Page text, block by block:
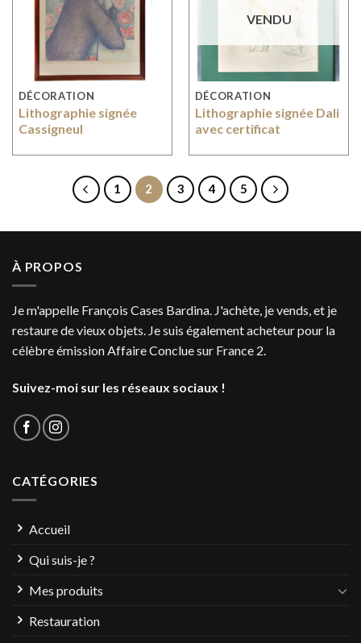
DÉCORATION
Lithographie signée
Cassigneul
VENDU
DÉCORATION
Lithographie signée Dali
avec certificat
1 2 3 4 5
À PROPOS
Je m'appelle François Cases Bardina. J'achète, je vends, et je
restaure de vieux objets. Je suis également acheteur pour la
célèbre émission Affaire Conclue sur France 2.
Suivez-moi sur les réseaux sociaux !
CATÉGORIES
Accueil
Qui suis-je ?
Mes produits
Restauration